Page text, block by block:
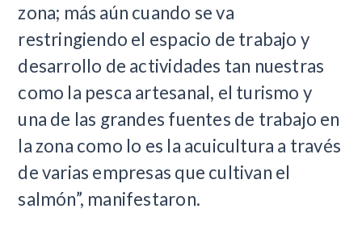
zona; más aún cuando se va
restringiendo el espacio de trabajo y
desarrollo de actividades tan nuestras
como la pesca artesanal, el turismo y
una de las grandes fuentes de trabajo en
la zona como lo es la acuicultura a través
de varias empresas que cultivan el
salmón”, manifestaron.